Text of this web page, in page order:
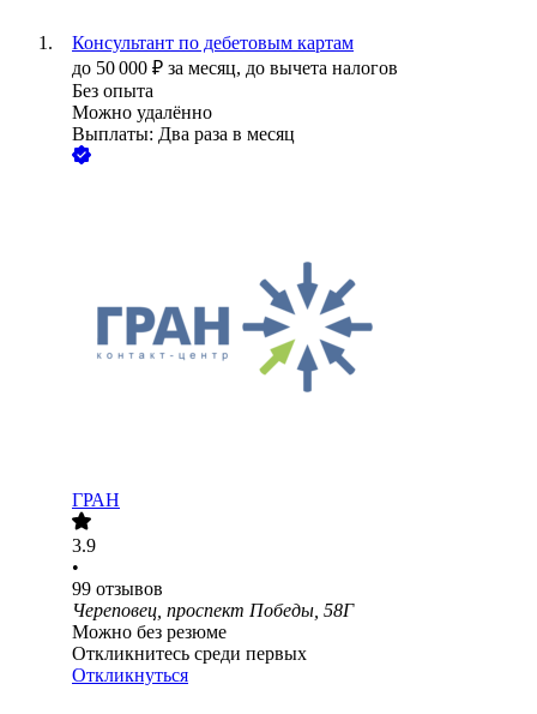
Консультант по дебетовым картам
до 50 000 ₽ за месяц, до вычета налогов
Без опыта
Можно удалённо
Выплаты: Два раза в месяц
ГРАН
3.9
•
99 отзывов
Череповец, проспект Победы, 58Г
Можно без резюме
Откликнитесь среди первых
Откликнуться